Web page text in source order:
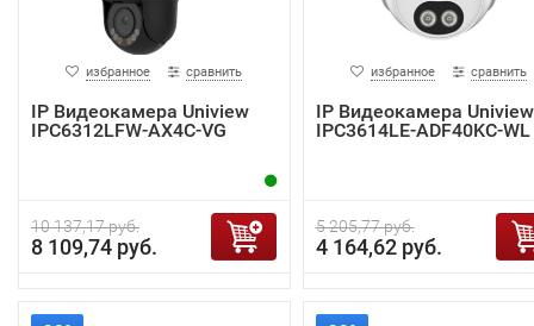
избранное сравнить
IP Видеокамера Uniview
IPC6312LFW-AX4C-VG
10 137,17 руб.
8 109,74 руб.
избранное сравнить
IP Видеокамера Uniview
IPC3614LE-ADF40KC-WL
5 205,77 руб.
4 164,62 руб.